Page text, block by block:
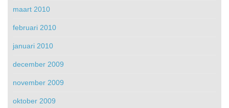
maart 2010
februari 2010
januari 2010
december 2009
november 2009
oktober 2009